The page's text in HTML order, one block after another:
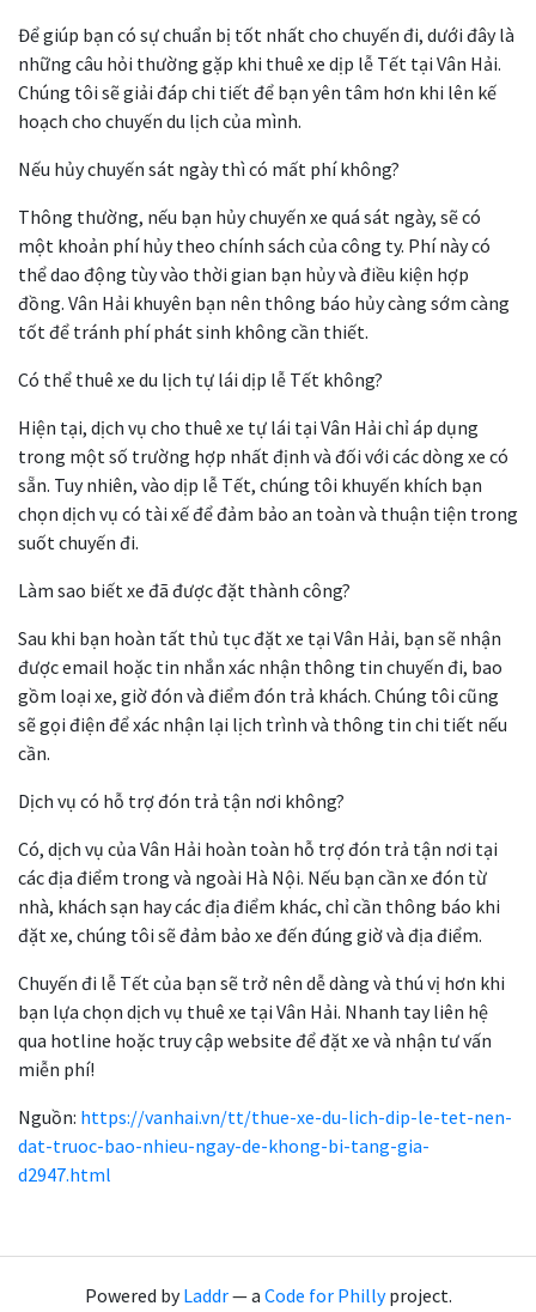
Để giúp bạn có sự chuẩn bị tốt nhất cho chuyến đi, dưới đây là
những câu hỏi thường gặp khi thuê xe dịp lễ Tết tại Vân Hải.
Chúng tôi sẽ giải đáp chi tiết để bạn yên tâm hơn khi lên kế
hoạch cho chuyến du lịch của mình.
Nếu hủy chuyến sát ngày thì có mất phí không?
Thông thường, nếu bạn hủy chuyến xe quá sát ngày, sẽ có
một khoản phí hủy theo chính sách của công ty. Phí này có
thể dao động tùy vào thời gian bạn hủy và điều kiện hợp
đồng. Vân Hải khuyên bạn nên thông báo hủy càng sớm càng
tốt để tránh phí phát sinh không cần thiết.
Có thể thuê xe du lịch tự lái dịp lễ Tết không?
Hiện tại, dịch vụ cho thuê xe tự lái tại Vân Hải chỉ áp dụng
trong một số trường hợp nhất định và đối với các dòng xe có
sẵn. Tuy nhiên, vào dịp lễ Tết, chúng tôi khuyến khích bạn
chọn dịch vụ có tài xế để đảm bảo an toàn và thuận tiện trong
suốt chuyến đi.
Làm sao biết xe đã được đặt thành công?
Sau khi bạn hoàn tất thủ tục đặt xe tại Vân Hải, bạn sẽ nhận
được email hoặc tin nhắn xác nhận thông tin chuyến đi, bao
gồm loại xe, giờ đón và điểm đón trả khách. Chúng tôi cũng
sẽ gọi điện để xác nhận lại lịch trình và thông tin chi tiết nếu
cần.
Dịch vụ có hỗ trợ đón trả tận nơi không?
Có, dịch vụ của Vân Hải hoàn toàn hỗ trợ đón trả tận nơi tại
các địa điểm trong và ngoài Hà Nội. Nếu bạn cần xe đón từ
nhà, khách sạn hay các địa điểm khác, chỉ cần thông báo khi
đặt xe, chúng tôi sẽ đảm bảo xe đến đúng giờ và địa điểm.
Chuyến đi lễ Tết của bạn sẽ trở nên dễ dàng và thú vị hơn khi
bạn lựa chọn dịch vụ thuê xe tại Vân Hải. Nhanh tay liên hệ
qua hotline hoặc truy cập website để đặt xe và nhận tư vấn
miễn phí!
Nguồn: https://vanhai.vn/tt/thue-xe-du-lich-dip-le-tet-nen-
dat-truoc-bao-nhieu-ngay-de-khong-bi-tang-gia-
d2947.html
Powered byLaddr— a Code for Phillyproject.